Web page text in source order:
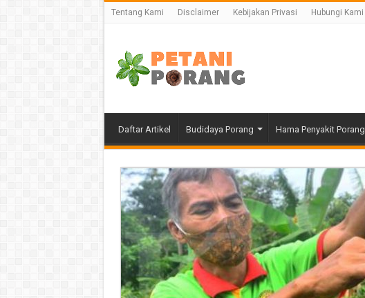
Tentang Kami Disclaimer Kebijakan Privasi Hubungi Kami
Daftar Artikel Budidaya Porang Hama Penyakit Porang